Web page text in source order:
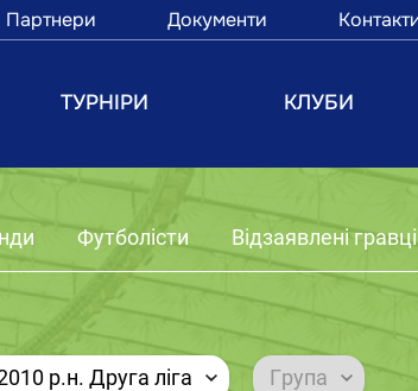
Партнери Документи
ТУРНІРИ КЛУБИ
Футболісти Відзаявлені гравці
р.н. Друга ліга Група